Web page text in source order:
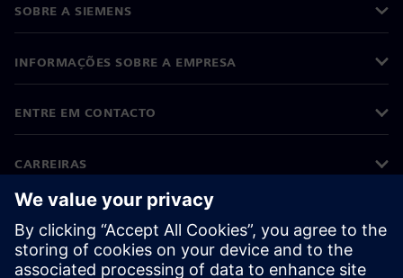
SOBRE A SIEMENS
INFORMAÇÕES SOBRE A EMPRESA
ENTRE EM CONTACTO
CARREIRAS
©Siemens 2026